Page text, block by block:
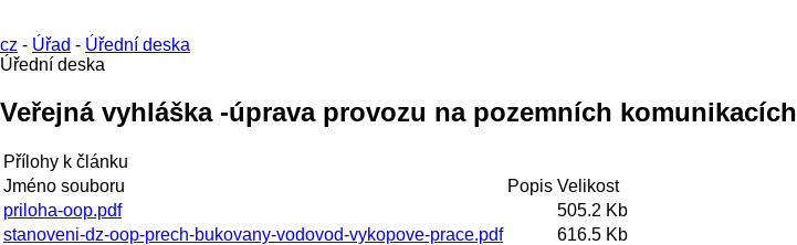
cz - Úřad - Úřední deska
Úřední deska
Veřejná vyhláška -úprava provozu na pozemních komunikacích
Přílohy k článku
Jméno souboru
Popis Velikost
priloha-oop.pdf
505.2 Kb
stanoveni-dz-oop-prech-bukovany-vodovod-vykopove-prace.pdf
616.5 Kb